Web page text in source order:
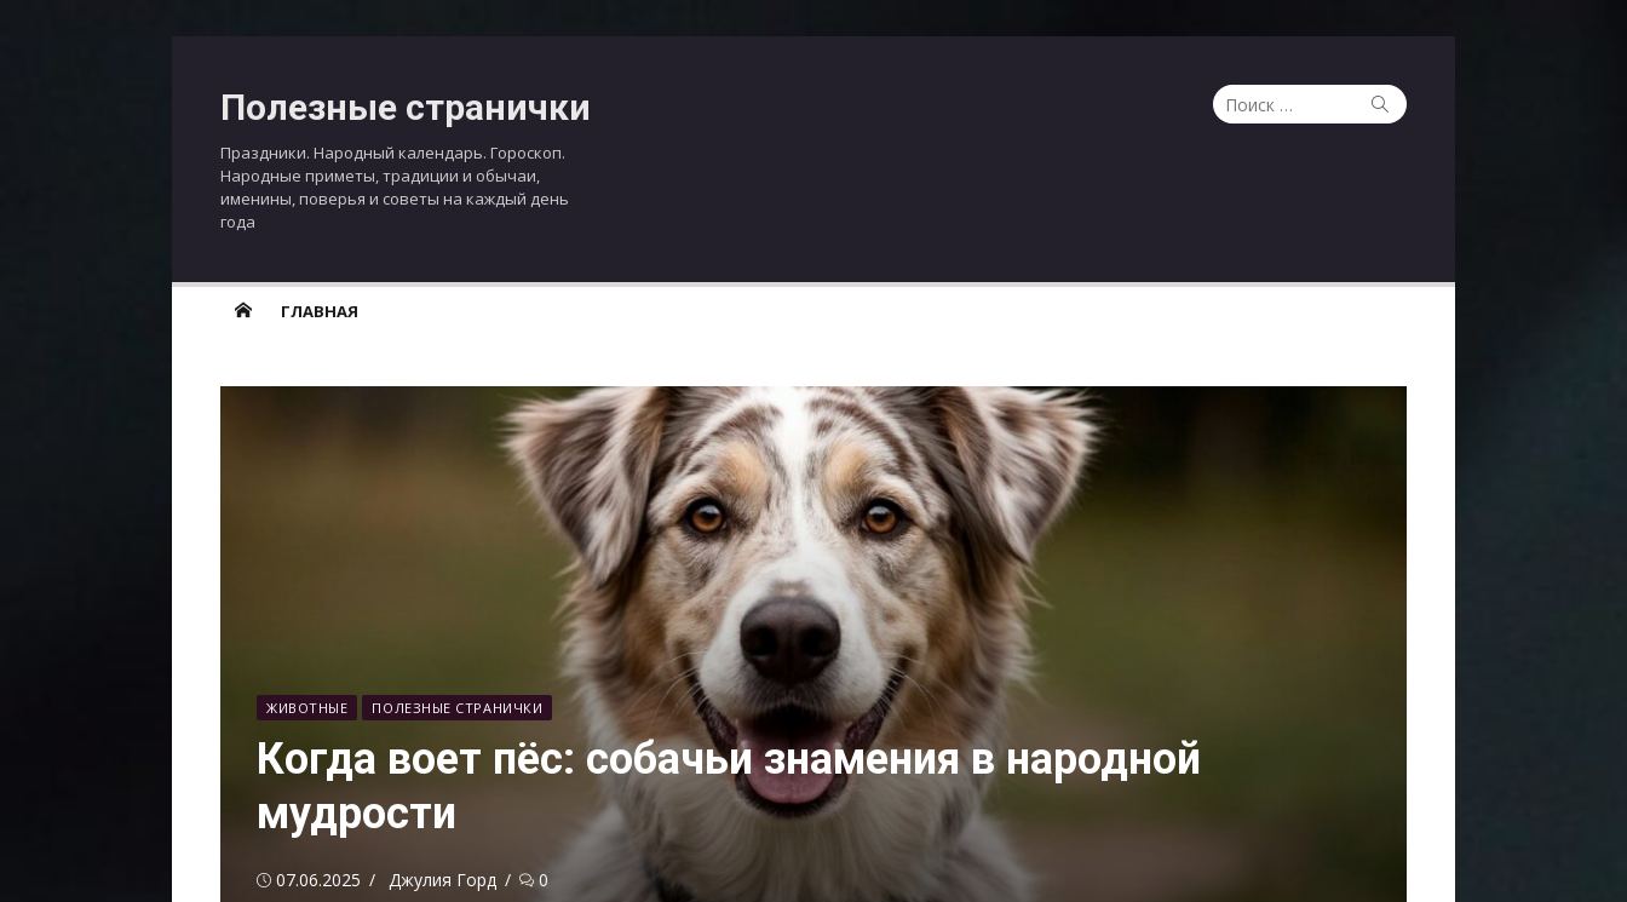
Полезные странички
Праздники. Народный календарь. Гороскоп.
Народные приметы, традиции и обычаи,
именины, поверья и советы на каждый день
года
Поиск
по:
Поиск
ГЛАВНАЯ
ЖИВОТНЫЕ ПОЛЕЗНЫЕ СТРАНИЧКИ
Когда воет пёс: собачьи знамения в народной
мудрости
Опубликовано
07.06.2025 Автор
Джулия Горд 0